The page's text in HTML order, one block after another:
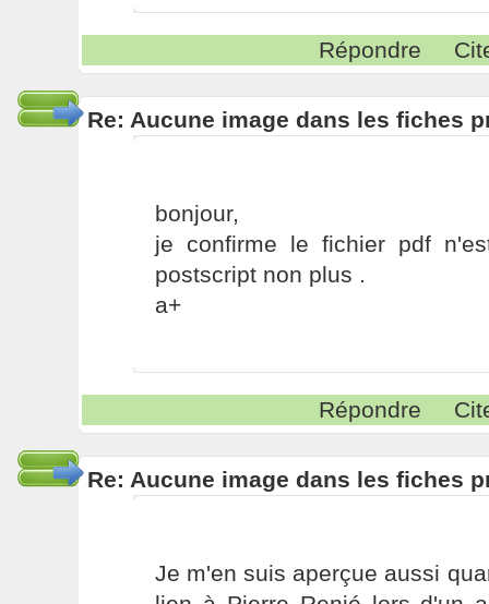
Répondre
Re: Aucune image dans les fiches
bonjour,
je confirme le fichier pdf
postscript non plus .
a+
Répondre
Re: Aucune image dans les fiches
Je m'en suis aperçue aussi